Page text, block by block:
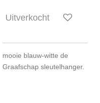
Uitverkocht
mooie blauw-witte de
Graafschap sleutelhanger.